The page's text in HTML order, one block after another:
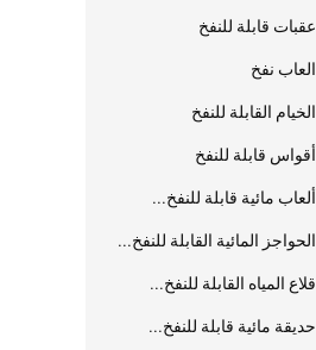
عقبات قابلة للنفخ
العاب نفخ
الخيام القابلة للنفخ
أقواس قابلة للنفخ
ألعاب مائية قابلة للنفخ...
الحواجز المائية القابلة للنفخ...
قلاع المياه القابلة للنفخ...
حديقة مائية قابلة للنفخ...